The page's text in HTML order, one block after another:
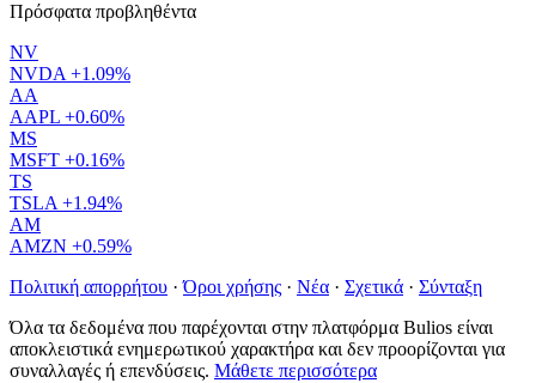
Πρόσφατα προβληθέντα
NV
NVDA +1.09%
AA
AAPL +0.60%
MS
MSFT +0.16%
TS
TSLA +1.94%
AM
AMZN +0.59%
Πολιτική απορρήτου · Όροι χρήσης · Νέα · Σχετικά · Σύνταξη
Όλα τα δεδομένα που παρέχονται στην πλατφόρμα Bulios είναι
αποκλειστικά ενημερωτικού χαρακτήρα και δεν προορίζονται για
συναλλαγές ή επενδύσεις. Μάθετε περισσότερα